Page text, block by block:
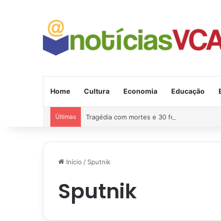
Home Cultura Economia Educação
Últimas Tragédia com mortes e 30 feridos na
Início / Sputnik
Sputnik